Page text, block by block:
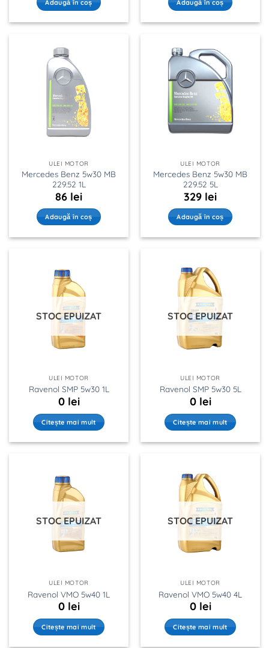
Adaugă în coș Adaugă în coș
ULEI MOTOR
Mercedes Benz 5w30 MB
229.52 1L
86 lei
Adaugă în coș
ULEI MOTOR
Mercedes Benz 5w30 MB
229.52 5L
329 lei
Adaugă în coș
STOC EPUIZAT
ULEI MOTOR
Ravenol SMP 5w30 1L
0 lei
Citește mai mult
STOC EPUIZAT
ULEI MOTOR
Ravenol SMP 5w30 5L
0 lei
Citește mai mult
STOC EPUIZAT
ULEI MOTOR
Ravenol VMO 5w40 1L
0 lei
Citește mai mult
STOC EPUIZAT
ULEI MOTOR
Ravenol VMO 5w40 4L
0 lei
Citește mai mult